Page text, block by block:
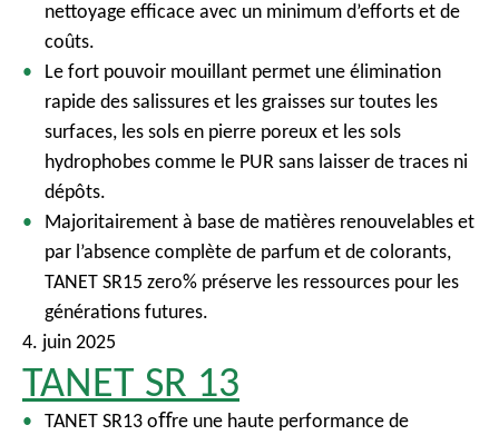
nettoyage efficace avec un minimum d’efforts et de
coûts.
Le fort pouvoir mouillant permet une élimination
rapide des salissures et les graisses sur toutes les
surfaces, les sols en pierre poreux et les sols
hydrophobes comme le PUR sans laisser de traces ni
dépôts.
Majoritairement à base de matières renouvelables et
par l’absence complète de parfum et de colorants,
TANET SR15 zero% préserve les ressources pour les
générations futures.
4. juin 2025
TANET SR 13
TANET SR13 oﬀre une haute performance de